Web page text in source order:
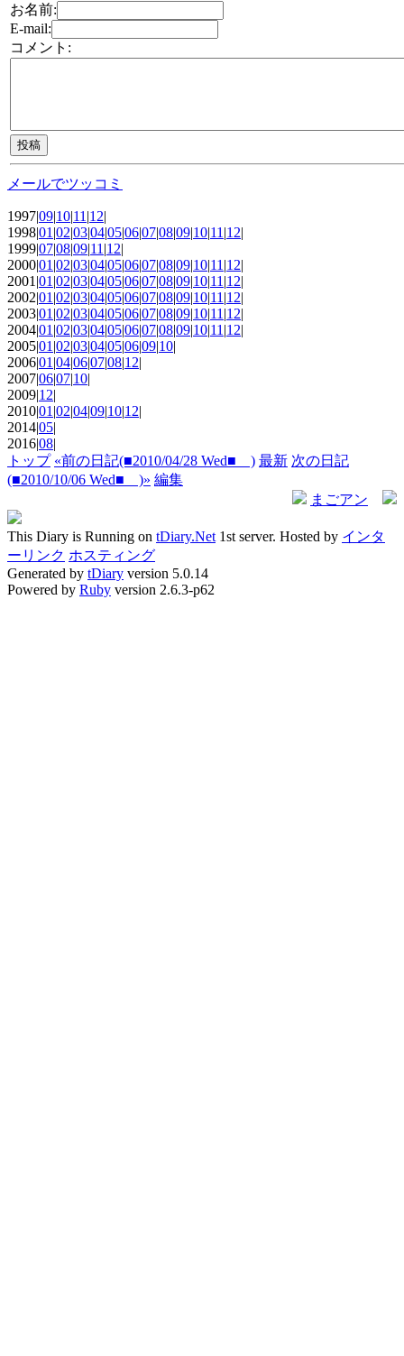
お名前:
E-mail:
コメント:
メールでツッコミ
1997|09|10|11 |12|
1998|01 |02|03|04|05|06|07|08|09|10|11 |12|
1999|07|08|09|11 |12|
2000|01 |02|03|04|05|06|07|08|09|10|11 |12|
2001|01 |02|03|04|05|06|07|08|09|10|11 |12|
2002|01 |02|03|04|05|06|07|08|09|10|11 |12|
2003|01 |02|03|04|05|06|07|08|09|10|11 |12|
2004|01 |02|03|04|05|06|07|08|09|10|11 |12|
2005|01 |02|03|04|05|06|09|10|
2006|01 |04|06|07|08|12|
2007|06|07|10|
2009|12|
2010|01 |02|04|09|10|12|
2014|05|
2016|08|
トップ «前の日記(■2010/04/28 Wed■ ) 最新 次の日記
(■2010/10/06 Wed■ )» 編集
まごアン
This Diary is Running on tDiary.Net 1st server. Hosted by インタ
ーリンク ホスティング
Generated by tDiary version 5.0.14
Powered by Ruby version 2.6.3-p62